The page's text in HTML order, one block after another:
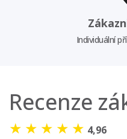
Individuální
Recenze
★ ★ ★ ★ ★ 4,96